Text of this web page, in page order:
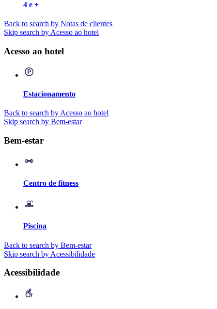
4 e +
Back to search by Notas de clientes
Skip search by Acesso ao hotel
Acesso ao hotel
Estacionamento
Back to search by Acesso ao hotel
Skip search by Bem-estar
Bem-estar
Centro de fitness
Piscina
Back to search by Bem-estar
Skip search by Acessibilidade
Acessibilidade